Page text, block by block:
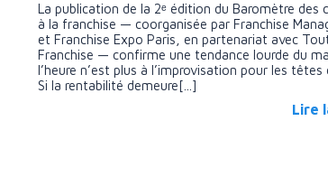
La publication de la 2ᵉ édition du Baromètre des
à la franchise — coorganisée par Franchise
et Franchise Expo Paris, en partenariat avec
Franchise — confirme une tendance lourde du
l’heure n’est plus à l’improvisation pour les têtes
Si la rentabilité demeure[...]
Lire